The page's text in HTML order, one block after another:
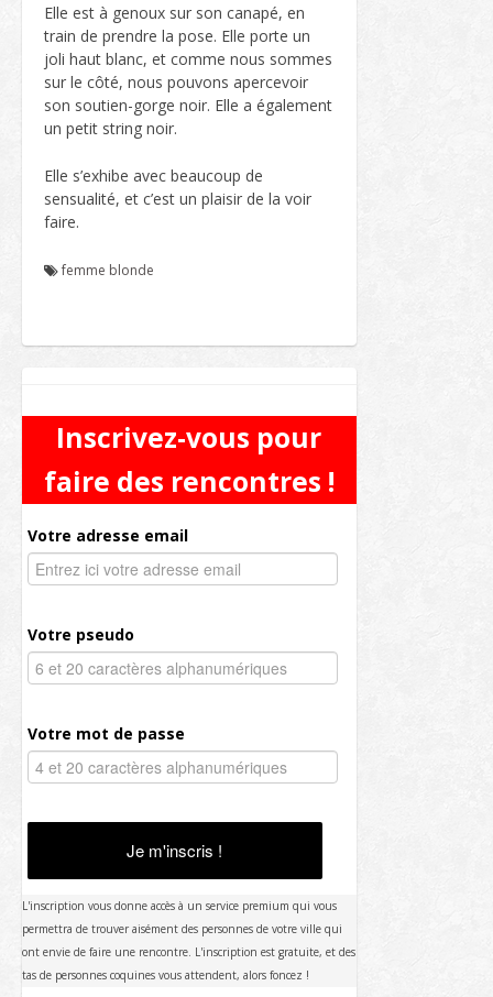
Elle est à genoux sur son canapé, en
train de prendre la pose. Elle porte un
joli haut blanc, et comme nous sommes
sur le côté, nous pouvons apercevoir
son soutien-gorge noir. Elle a également
un petit string noir.
Elle s’exhibe avec beaucoup de
sensualité, et c’est un plaisir de la voir
faire.
femme blonde
Inscrivez-vous pour
faire des rencontres !
Votre adresse email
Votre pseudo
Votre mot de passe
Je m'inscris !
L'inscription vous donne accès à un service premium qui vous
permettra de trouver aisément des personnes de votre ville qui
ont envie de faire une rencontre. L'inscription est gratuite, et des
tas de personnes coquines vous attendent, alors foncez !